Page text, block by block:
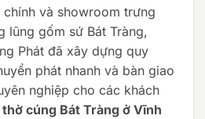
và showroom trưng
lũng gốm sứ Bát Tràng,
Phát đã xây dựng quy
phát nhanh và bàn giao
nghiệp cho các khách
cúng Bát Tràng ở Vĩnh